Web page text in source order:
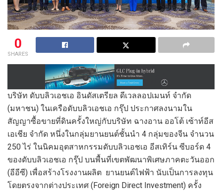
0
SHARES
บริษัท ดับบลิวเอชเอ อินดัสเตรียล ดีเวลลอปเมนท์ จำกัด
(มหาชน) ในเครือดับบลิวเอชเอ กรุ๊ป ประกาศลงนามใน
สัญญาซื้อขายที่ดินครั้งใหญ่กับบริษัท ฉางอาน ออโต้ เซ้าท์อีส
เอเชีย จำกัด หนึ่งในกลุ่มยานยนต์ชั้นนำ 4 กลุ่มของจีน จำนวน
250 ไร่ ในนิคมอุตสาหกรรมดับบลิวเอชเอ อีสเทิร์น ซีบอร์ด 4
ของดับบลิวเอชเอ กรุ๊ป บนพื้นที่เขตพัฒนาพิเศษภาคตะวันออก
(อีอีซี) เพื่อสร้างโรงงานผลิต ยานยนต์ไฟฟ้า นับเป็นการลงทุน
โดยตรงจากต่างประเทศ (Foreign Direct Investment) ครั้ง